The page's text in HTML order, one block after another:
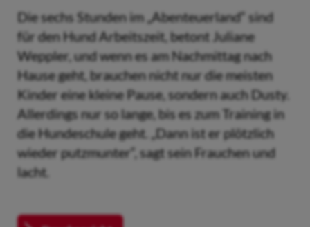
Die sechs Stunden im „Abenteuerland“ sind
für den Hund Arbeitszeit, betont Juliane
Weppler, und wenn es am Nachmittag nach
Hause geht, brauchen nicht nur die meisten
Kinder eine kleine Pause, sondern auch Dusty.
Allerdings nur so lange, bis es zum Training in
die Hundeschule geht. „Dann ist er plötzlich
wieder putzmunter“, sagt sein Frauchen und
lacht.